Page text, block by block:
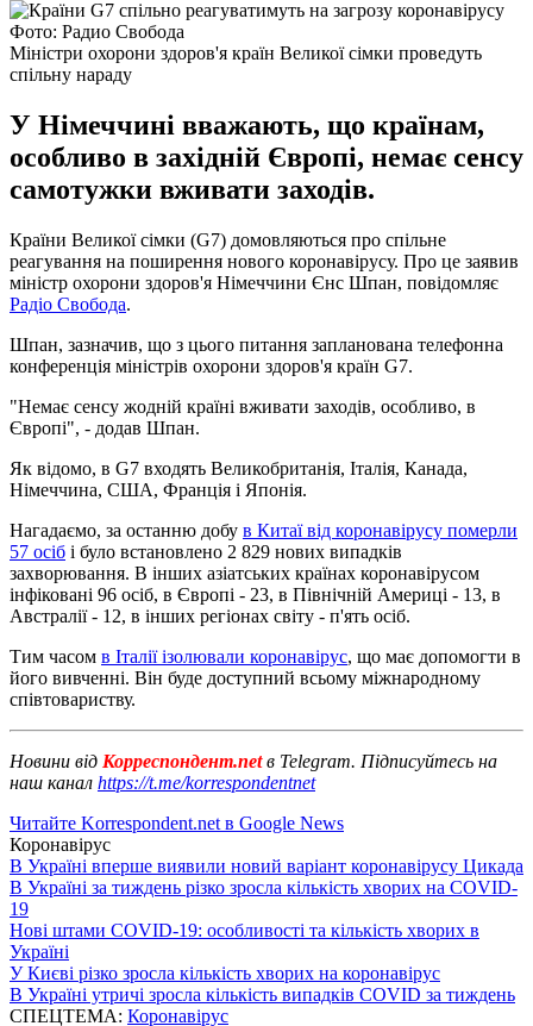
Фото: Радио Свобода
Міністри охорони здоров'я країн Великої сімки проведуть
спільну нараду
У Німеччині вважають, що країнам,
особливо в західній Європі, немає сенсу
самотужки вживати заходів.
Країни Великої сімки (G7) домовляються про спільне
реагування на поширення нового коронавірусу. Про це заявив
міністр охорони здоров'я Німеччини Єнс Шпан, повідомляє
Радіо Свобода.
Шпан, зазначив, що з цього питання запланована телефонна
конференція міністрів охорони здоров'я країн G7.
"Немає сенсу жодній країні вживати заходів, особливо, в
Європі", - додав Шпан.
Як відомо, в G7 входять Великобританія, Італія, Канада,
Німеччина, США, Франція і Японія.
Нагадаємо, за останню добу в Китаї від коронавірусу померли
57 осіб і було встановлено 2 829 нових випадків
захворювання. В інших азіатських країнах коронавірусом
інфіковані 96 осіб, в Європі - 23, в Північній Америці - 13, в
Австралії - 12, в інших регіонах світу - п'ять осіб.
Тим часом в Італії ізолювали коронавірус, що має допомогти в
його вивченні. Він буде доступний всьому міжнародному
співтовариству.
Новини від Корреспондент.netв Telegram. Підписуйтесь на
наш канал https://t.me/korrespondentnet
Читайте Korrespondent.net в Google News
Коронавірус
В Україні вперше виявили новий варіант коронавірусу Цикада
В Україні за тиждень різко зросла кількість хворих на COVID-
19
Нові штами COVID-19: особливості та кількість хворих в
Україні
У Києві різко зросла кількість хворих на коронавірус
В Україні утричі зросла кількість випадків COVID за тиждень
СПЕЦТЕМА: Коронавірус